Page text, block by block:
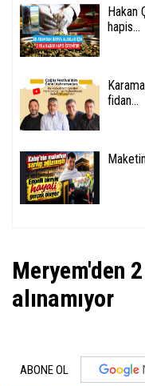
Hakan
hapis...
fidan...
Meryem'den
alınamıyor
ABONE OL